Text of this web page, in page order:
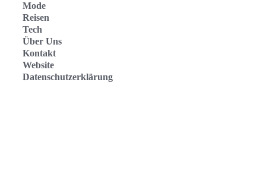
Mode
Reisen
Tech
Über Uns
Kontakt
Website
Datenschutzerklärung